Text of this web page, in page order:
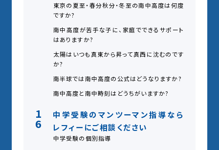
東京の夏至・春分秋分・冬至の南中高度は何度
ですか?
南中高度が苦手な子に、家庭でできるサポート
はありますか?
太陽はいつも真東から昇って真西に沈むのです
か?
南半球では南中高度の公式はどうなりますか?
南中高度と南中時刻はどうちがいますか?
1
6
中学受験のマンツーマン指導なら
レフィーにご相談ください
中学受験の個別指導